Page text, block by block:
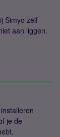
Simyo zelf
aan liggen.
je de